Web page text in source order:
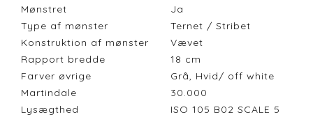
Mønstret
Ja
Type af mønster
Ternet / Stribet
Konstruktion af mønster
Vævet
Rapport bredde
18 cm
Farver øvrige
Grå, Hvid/ off white
Martindale
30.000
Lysægthed
ISO 105 B02 SCALE 5